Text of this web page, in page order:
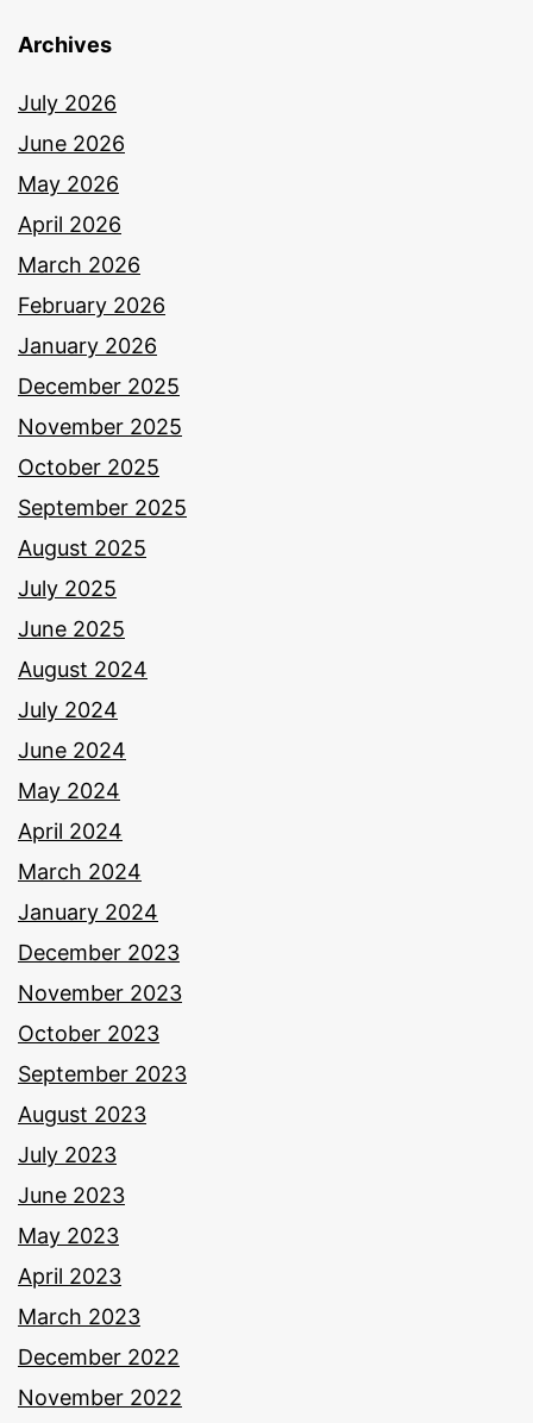
Archives
July 2026
June 2026
May 2026
April 2026
March 2026
February 2026
January 2026
December 2025
November 2025
October 2025
September 2025
August 2025
July 2025
June 2025
August 2024
July 2024
June 2024
May 2024
April 2024
March 2024
January 2024
December 2023
November 2023
October 2023
September 2023
August 2023
July 2023
June 2023
May 2023
April 2023
March 2023
December 2022
November 2022